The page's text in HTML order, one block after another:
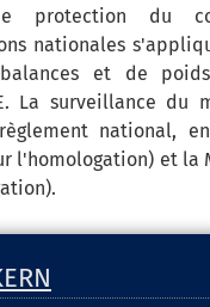
protection du
nationales
et de
La surveillance du
national,
l'homologation) et la